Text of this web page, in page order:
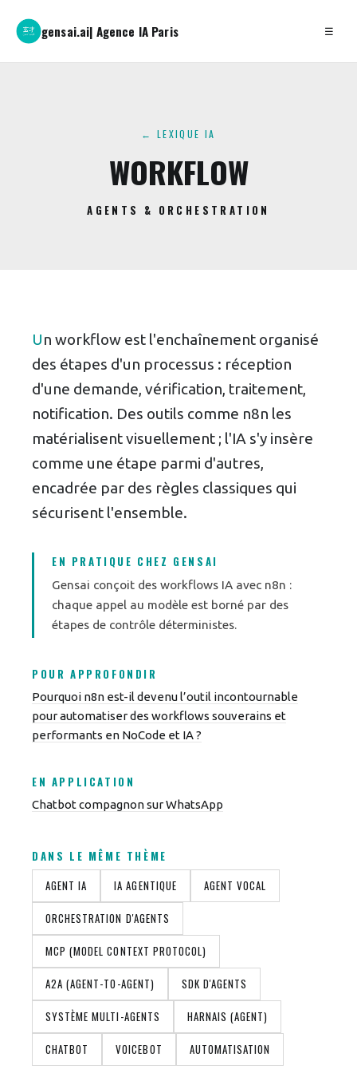
gensai.ai| Agence IA Paris ☰
← LEXIQUE IA
WORKFLOW
AGENTS & ORCHESTRATION
Un workflow est l'enchaînement organisé
des étapes d'un processus : réception
d'une demande, vérification, traitement,
notification. Des outils comme n8n les
matérialisent visuellement ; l'IA s'y insère
comme une étape parmi d'autres,
encadrée par des règles classiques qui
sécurisent l'ensemble.
EN PRATIQUE CHEZ GENSAI
Gensai conçoit des workflows IA avec n8n :
chaque appel au modèle est borné par des
étapes de contrôle déterministes.
POUR APPROFONDIR
Pourquoi n8n est-il devenu l’outil incontournable
pour automatiser des workflows souverains et
performants en NoCode et IA ?
EN APPLICATION
Chatbot compagnon sur WhatsApp
DANS LE MÊME THÈME
AGENT IA
IA AGENTIQUE AGENT VOCAL
ORCHESTRATION D'AGENTS
MCP (MODEL CONTEXT PROTOCOL)
A2A (AGENT-TO-AGENT) SDK D'AGENTS
SYSTÈME MULTI-AGENTS HARNAIS (AGENT)
CHATBOT VOICEBOT AUTOMATISATION